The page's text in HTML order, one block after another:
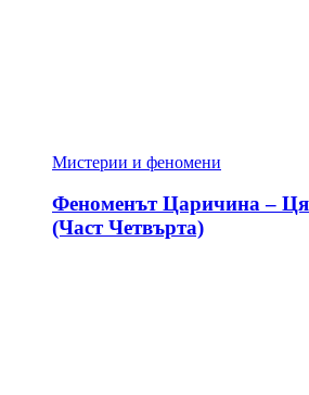
Мистерии и феномени
Феноменът Царичина –
(Част Четвърта)